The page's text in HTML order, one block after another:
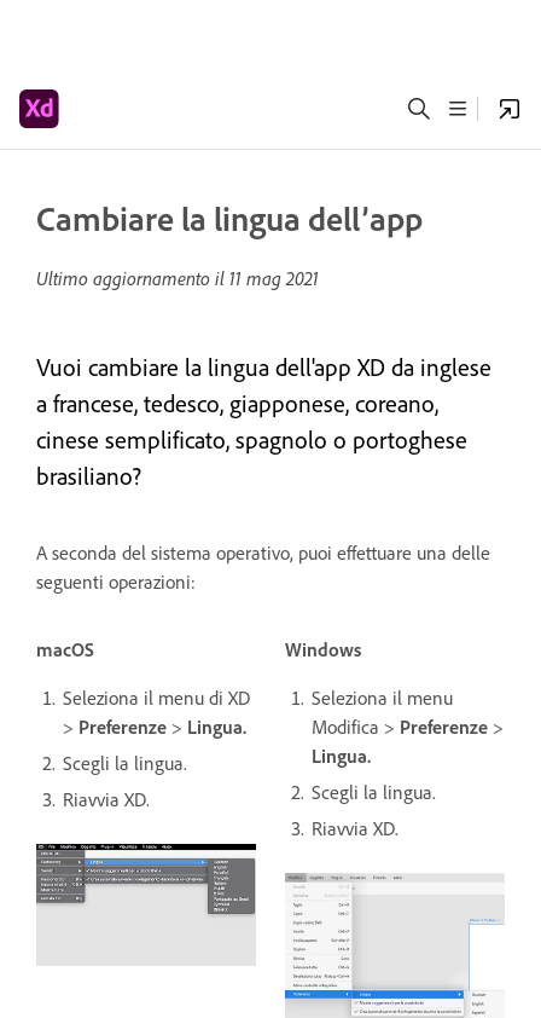
Cambiare la lingua dell’app
Ultimo aggiornamento il 11 mag 2021
Vuoi cambiare la lingua dell'app XD da inglese
a francese, tedesco, giapponese, coreano,
cinese semplificato, spagnolo o portoghese
brasiliano?
A seconda del sistema operativo, puoi effettuare una delle
seguenti operazioni:
macOS
Seleziona il menu di XD
> Preferenze > Lingua.
Scegli la lingua.
Riavvia XD.
Windows
Seleziona il menu
Modifica > Preferenze >
Lingua.
Scegli la lingua.
Riavvia XD.